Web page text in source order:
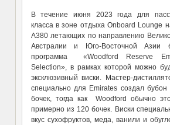
В течение июня 2023 года для
класса в зоне отдыха Onboard Lounge
А380 летающих по направлению
Австралии и Юго-Восточной Азии
программа «Woodford Reserve
Selection», в рамках которой можно
эксклюзивный виски. Мастер-
специально для Emirates создал бубон
бочек, тогда как Woodford обычно
примерно из 120 бочек. Виски
вкус сухофруктов, меда, ванили и